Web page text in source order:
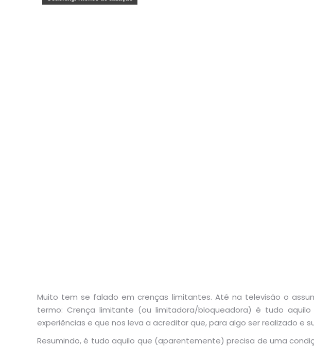
Muito tem se falado em crenças limitantes. Até na televisão o
termo: Crença limitante (ou limitadora/bloqueadora) é tudo
experiências e que nos leva a acreditar que, para algo ser realizado e
Resumindo, é tudo aquilo que (aparentemente) precisa de uma